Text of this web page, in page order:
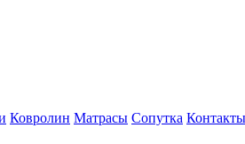
Ковролин Матрасы Сопутка Контакты